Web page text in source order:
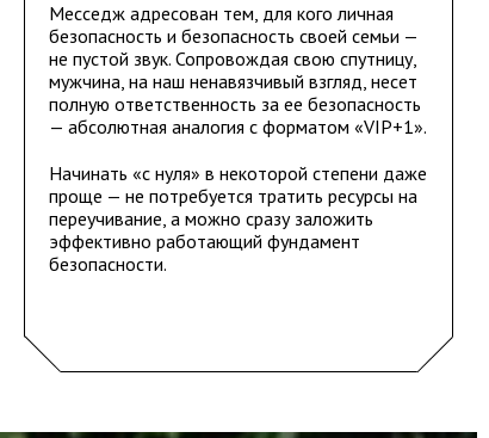
Месседж адресован тем, для кого личная
безопасность и безопасность своей семьи —
не пустой звук. Сопровождая свою спутницу,
мужчина, на наш ненавязчивый взгляд, несет
полную ответственность за ее безопасность
— абсолютная аналогия с форматом «VIP+1».
Начинать «с нуля» в некоторой степени даже
проще — не потребуется тратить ресурсы на
переучивание, а можно сразу заложить
эффективно работающий фундамент
безопасности.